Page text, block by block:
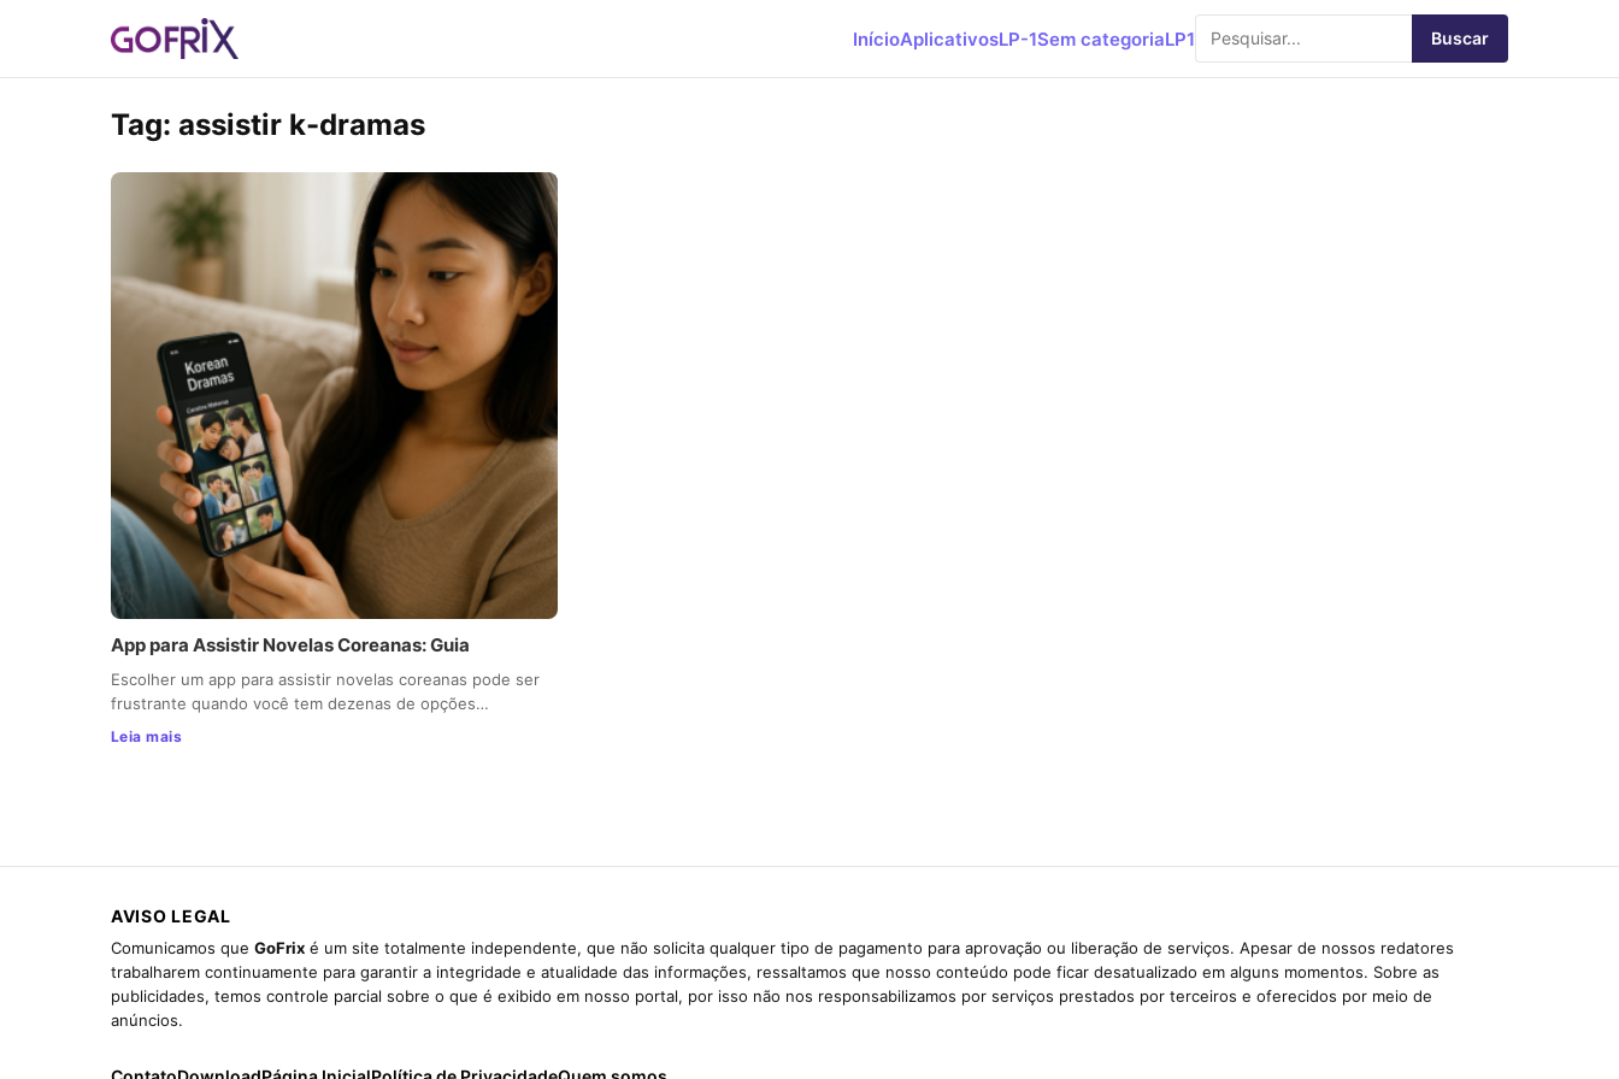
InícioAplicativosLP-1Sem categoriaLP1 Buscar
Tag: assistir k-dramas
App para Assistir Novelas Coreanas: Guia
Escolher um app para assistir novelas coreanas pode ser
frustrante quando você tem dezenas de opções…
Leia mais
AVISO LEGAL
Comunicamos que GoFrix é um site totalmente independente, que não solicita qualquer tipo de pagamento para aprovação ou liberação de serviços. Apesar de nossos redatores
trabalharem continuamente para garantir a integridade e atualidade das informações, ressaltamos que nosso conteúdo pode ficar desatualizado em alguns momentos. Sobre as
publicidades, temos controle parcial sobre o que é exibido em nosso portal, por isso não nos responsabilizamos por serviços prestados por terceiros e oferecidos por meio de
anúncios.